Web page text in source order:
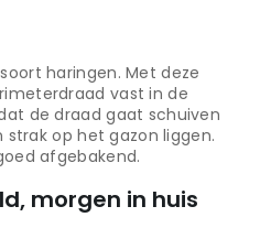
haringen. Met deze
vast in de
de draad gaat schuiven
op het gazon liggen.
afgebakend.
morgen in huis